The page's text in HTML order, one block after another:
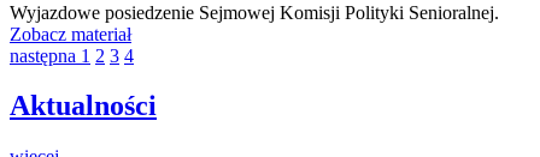
Wyjazdowe posiedzenie Sejmowej Komisji Polityki Senioralnej.
Zobacz materiał
następna 1 2 3 4
Aktualności